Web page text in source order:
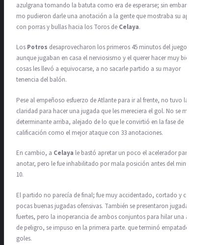
azulgrana tomando la batuta como era de esperarse; sin embargo,
mo pudieron darle una anotación a la gente que mostraba su apoyo
con porras y bullas hacia los Toros de Celaya.
Los Potros desaprovecharon los primeros 45 minutos del juego;
aunque jugaban en casa el nerviosismo y el querer hacer muy bien las
cosas les llevó a equivocarse, a no sacarle partido a su mayor
tenencia del balón.
Pese al empeñoso esfuerzo de Atlante para ir al frente, no tuvo la
claridad para hacer una jugada que les mereciera el gol. No se mostró
determinante arriba, alejado de lo que le convirtió en la fase de
calificación como el mejor ataque con 33 anotaciones.
En cambio, a Celaya le bastó apretar un poco el acelerador para
anotar, pero le fue inhabilitado por mala posición antes del minuto
10.
El partido no parecía de final; fue muy accidentado, cortado y con
pocas buenas jugadas ofensivas. También se presentaron jugadas
fuertes, pero la inoperancia de ambos conjuntos para hilar una acción
de peligro, se impuso en la primera parte. que terminó empatado sin
goles.